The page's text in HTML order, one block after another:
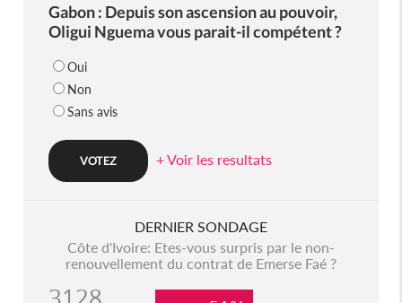
Gabon : Depuis son ascension au pouvoir,
Oligui Nguema vous parait-il compétent ?
Oui
Non
Sans avis
+ Voir les resultats
DERNIER SONDAGE
Côte d'Ivoire: Etes-vous surpris par le non-
renouvellement du contrat de Emerse Faé ?